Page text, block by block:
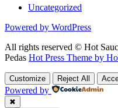
Uncategorized
Powered by WordPress
All rights reserved © Hot
Pedas Hot Press Theme by
Customize Reject All
Powered by
✖